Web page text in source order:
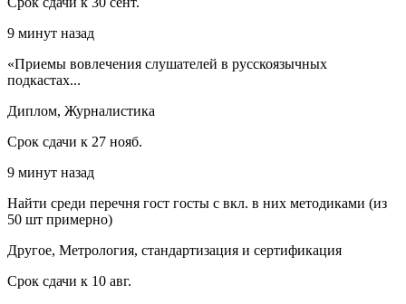
9 минут назад
«Приемы вовлечения слушателей в русскоязычных
подкастах...
Диплом, Журналистика
Срок сдачи к 27 нояб.
9 минут назад
Найти среди перечня гост госты с вкл. в них методиками (из
50 шт примерно)
Другое, Метрология, стандартизация и сертификация
Срок сдачи к 10 авг.